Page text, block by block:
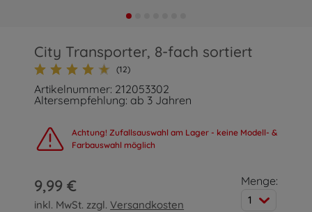
City Transporter, 8-fach sortiert
(12)
Artikelnummer: 212053302
Altersempfehlung: ab 3 Jahren
Achtung! Zufallsauswahl am Lager - keine Modell- &
Farbauswahl möglich
9,99 €
inkl. MwSt. zzgl.Versandkosten
Menge:
1